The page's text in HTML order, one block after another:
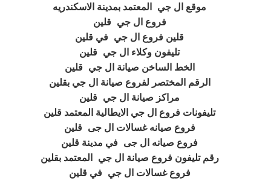
موقع ال جي المعتمد بمدينة الاسكندريه
فروع ال جي قلين
قلين فروع ال جي في قلين
تليفون وكلاء ال جي قلين
الخط الساخن صيانة ال جي قلين
الرقم المختصر لفروع صيانة ال جي بقلين
مراكز صيانة ال جي قلين
تليفونات فروع ال جي الايطالية المعتمد قلين
فروع صيانه غسالات ال جى قلين
فروع صيانه ال جى في مدينة قلين
رقم تليفون فروع صيانة ال جي المعتمد بقلين
فروع غسالات ال جي في قلين